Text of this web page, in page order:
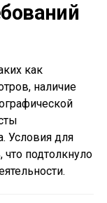
как
наличие
Условия для
подтолкнуло